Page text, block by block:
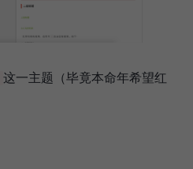
这一主题（毕竟本命年希望红